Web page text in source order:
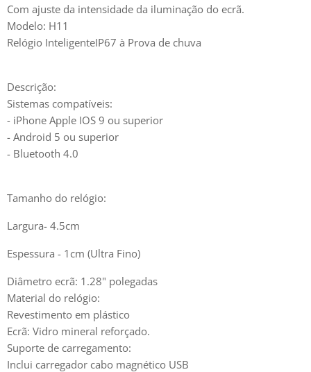
Com ajuste da intensidade da iluminação do ecrã.
Modelo: H11
Relógio InteligenteIP67 à Prova de chuva
Descrição:
Sistemas compatíveis:
- iPhone Apple IOS 9 ou superior
- Android 5 ou superior
- Bluetooth 4.0
Tamanho do relógio:
Largura- 4.5cm
Espessura - 1cm (Ultra Fino)
Diâmetro ecrã: 1.28" polegadas
Material do relógio:
Revestimento em plástico
Ecrã: Vidro mineral reforçado.
Suporte de carregamento:
Inclui carregador cabo magnético USB